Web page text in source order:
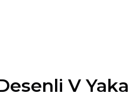
V Yaka